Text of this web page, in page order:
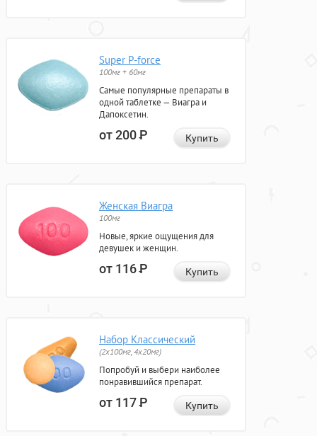
Super P-force
100мг + 60мг
Самые популярные препараты в
одной таблетке — Виагра и
Дапоксетин.
от 200Р Купить
Женская Виагра
100мг
Новые, яркие ощущения для
девушек и женщин.
от 116Р Купить
Набор Классический
(2x100мг, 4x20мг)
Попробуй и выбери наиболее
понравившийся препарат.
от 117Р Купить